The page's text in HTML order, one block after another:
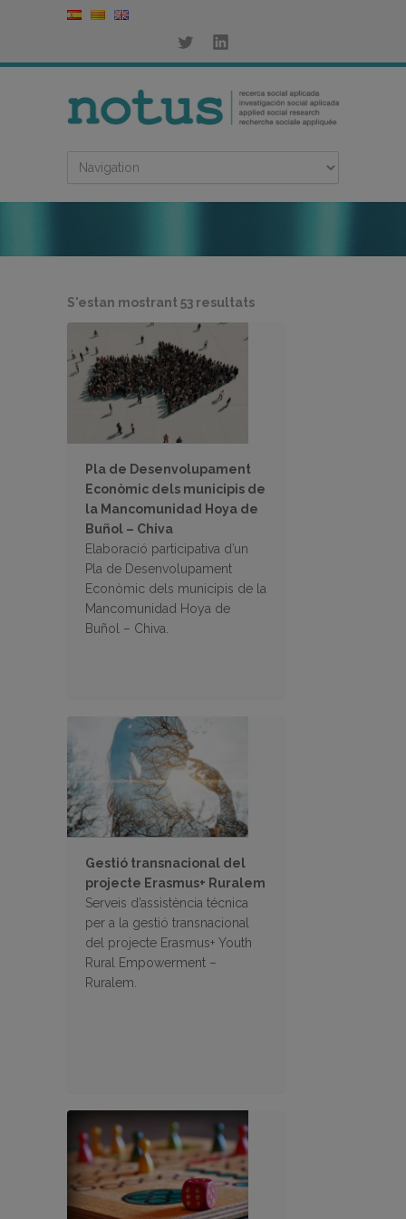
S'estan mostrant 53 resultatsOrdenat
Pla de Desenvolupament
Econòmic dels municipis de
la Mancomunidad Hoya de
Buñol – Chiva
Elaboració participativa d’un
Pla de Desenvolupament
Econòmic dels municipis de la
Mancomunidad Hoya de
Buñol – Chiva.
Gestió transnacional del
projecte Erasmus+ Ruralem
Serveis d’assistència técnica
per a la gestió transnacional
del projecte Erasmus+ Youth
Rural Empowerment –
Ruralem.